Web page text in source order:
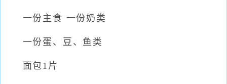
一份主食 一份奶类
一份蛋、豆、鱼类
面包1片